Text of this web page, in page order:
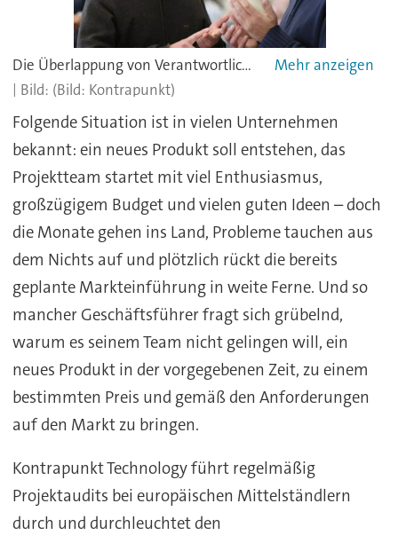
Die Überlappung von Verantwortlichkeiten und unklar definierte Rollen sind der Ausgangspunkt vieler Konflikte in einer Organisation - deshalb müssen die grundlegenden Zuständigkeiten klar geregelt und allen Beteiligten bekannt sein.
(Bild: Kontrapunkt)
Folgende Situation ist in vielen Unternehmen
bekannt: ein neues Produkt soll entstehen, das
Projektteam startet mit viel Enthusiasmus,
großzügigem Budget und vielen guten Ideen – doch
die Monate gehen ins Land, Probleme tauchen aus
dem Nichts auf und plötzlich rückt die bereits
geplante Markteinführung in weite Ferne. Und so
mancher Geschäftsführer fragt sich grübelnd,
warum es seinem Team nicht gelingen will, ein
neues Produkt in der vorgegebenen Zeit, zu einem
bestimmten Preis und gemäß den Anforderungen
auf den Markt zu bringen.
Kontrapunkt Technology führt regelmäßig
Projektaudits bei europäischen Mittelständlern
durch und durchleuchtet den